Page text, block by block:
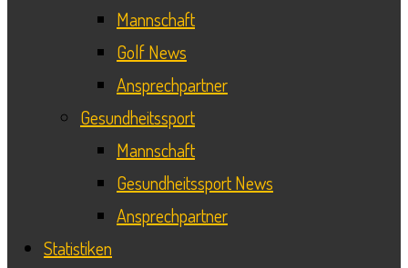
Mannschaft
Golf News
Ansprechpartner
Gesundheitssport
Mannschaft
Gesundheitssport News
Ansprechpartner
Statistiken